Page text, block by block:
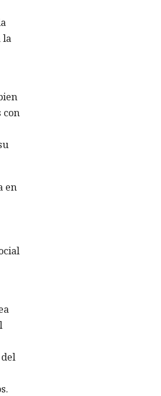
la
con
en